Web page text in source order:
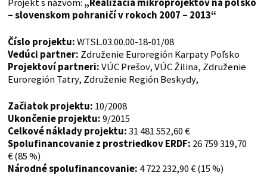
Projekt s názvom: „Realizácia mikroprojektov na poľsko
– slovenskom pohraničí v rokoch 2007 – 2013“
Číslo projektu:WTSL.03.00.00-18-01/08
Vedúci partner: Združenie Euroregión Karpaty Poľsko
Projektoví partneri:VÚC Prešov, VÚC Žilina, Združenie
Euroregión Tatry, Združenie Región Beskydy,
Začiatok projektu: 10/2008
Ukončenie projektu:9/2015
Celkové náklady projektu:31 481 552,60 €
Spolufinancovanie z prostriedkov ERDF: 26 759 319,70
€ (85 %)
Národné spolufinancovanie: 4 722 232,90 € (15 %)